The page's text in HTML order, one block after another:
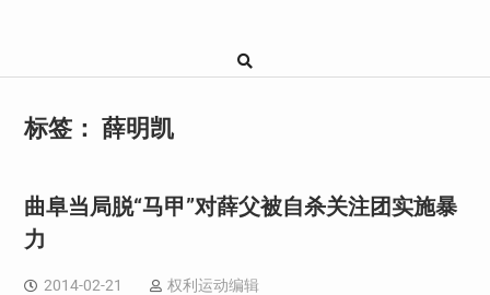
标签： 薛明凯
曲阜当局脱“马甲”对薛父被自杀关注团实施暴
力
2014-02-21 权利运动编辑